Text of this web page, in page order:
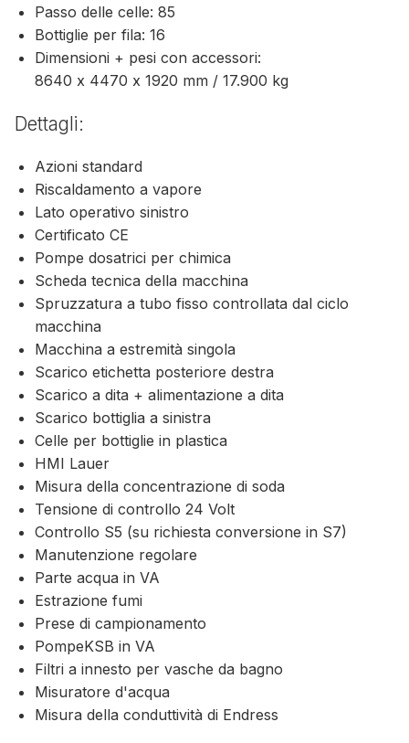
Passo delle celle: 85
Bottiglie per fila: 16
Dimensioni + pesi con accessori:
8640 x 4470 x 1920 mm / 17.900 kg
Dettagli:
Azioni standard
Riscaldamento a vapore
Lato operativo sinistro
Certificato CE
Pompe dosatrici per chimica
Scheda tecnica della macchina
Spruzzatura a tubo fisso controllata dal ciclo
macchina
Macchina a estremità singola
Scarico etichetta posteriore destra
Scarico a dita + alimentazione a dita
Scarico bottiglia a sinistra
Celle per bottiglie in plastica
HMI Lauer
Misura della concentrazione di soda
Tensione di controllo 24 Volt
Controllo S5 (su richiesta conversione in S7)
Manutenzione regolare
Parte acqua in VA
Estrazione fumi
Prese di campionamento
PompeKSB in VA
Filtri a innesto per vasche da bagno
Misuratore d'acqua
Misura della conduttività di Endress